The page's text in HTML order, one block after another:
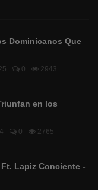
Dominicanos Que
0 2943
en los
0 2765
Lapiz Conciente -